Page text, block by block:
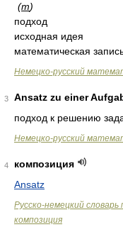
(m)
подход
исходная идея
математическая
Немецко-русский
3
Ansatz zu einer
подход к решению
Немецко-русский
4
композиция
Ansatz
Русско-немецкий
композиция